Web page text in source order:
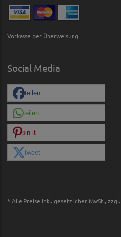
Vorkasse per Überweisung
Social Media
teilen
teilen
pin it
tweet
* Alle Preise inkl. gesetzlicher MwSt., zzgl.